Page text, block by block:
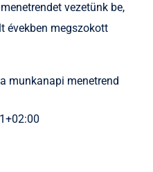
vezetünk be,
években megszokott
munkanapi menetrend